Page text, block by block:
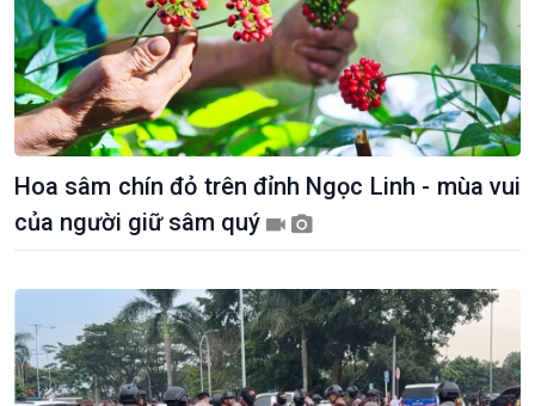
Hoa sâm chín đỏ trên đỉnh Ngọc Linh - mùa vui
của người giữ sâm quý